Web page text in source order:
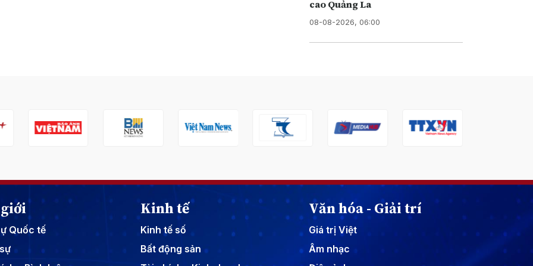
cao Quảng La
08-08-2026, 06:00
Quốc tế
Kinh tế
Kinh tế số
Bất động sản
Văn hóa - Giải trí
Giá trị Việt
Âm nhạc